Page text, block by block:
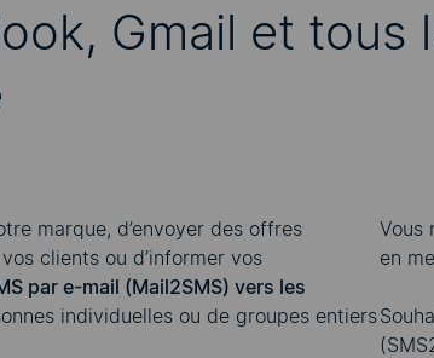
Gmail et tous
marque, d’envoyer des offres
clients ou d’informer vos
par e-mail (Mail2SMS) vers les
individuelles ou de groupes entiers
Vous
en